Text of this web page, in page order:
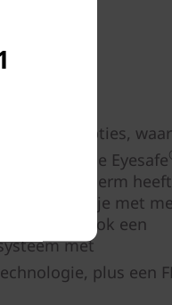
de oren
Eyesafe
beeldscherm
waardoor je met
heeft ook een
met
plus een